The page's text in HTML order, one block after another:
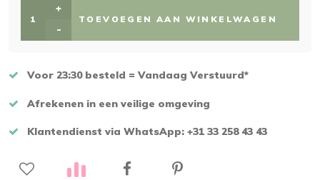
+
-
TOEVOEGEN AAN WINKELWAGEN
Voor 23:30 besteld = Vandaag Verstuurd*
Afrekenen in een veilige omgeving
Klantendienst via WhatsApp: +31 33 258 43 43